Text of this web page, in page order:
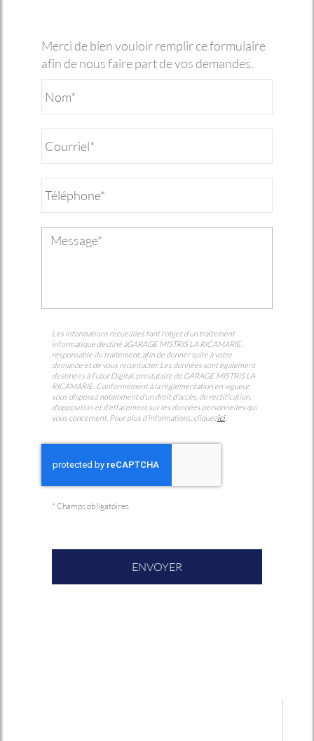
Merci de bien vouloir remplir ce formulaire
afin de nous faire part de vos demandes.
Les informations recueillies font l’objet d’un traitement
informatique destiné àGARAGE MISTRIS LA RICAMARIE,
responsable du traitement, afin de donner suite à votre
demande et de vous recontacter. Les données sont également
destinées à Futur Digital, prestataire de GARAGE MISTRIS LA
RICAMARIE. Conformément à la réglementation en vigueur,
vous disposez notamment d'un droit d'accès, de rectification,
d'opposition et d'effacement sur les données personnelles qui
vous concernent. Pour plus d’informations, cliquezici.
* Champs obligatoires